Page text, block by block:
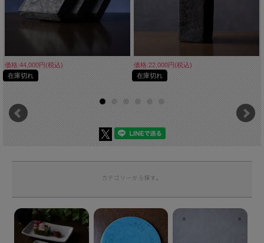
価格:44,000円(税込)
在庫切れ
価格:22,000円(税込)
在庫切れ
カテゴリーから探す。